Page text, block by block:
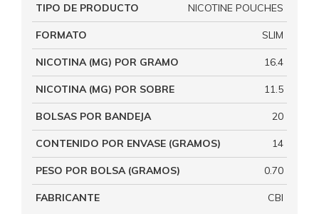
TIPO DE PRODUCTO NICOTINE POUCHES
FORMATO SLIM
NICOTINA (MG) POR GRAMO 16.4
NICOTINA (MG) POR SOBRE 11.5
BOLSAS POR BANDEJA 20
CONTENIDO POR ENVASE (GRAMOS) 14
PESO POR BOLSA (GRAMOS) 0.70
FABRICANTE CBI